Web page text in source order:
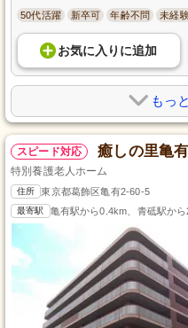
50代活躍 新卒可 年齢不問 未経
お気に入り に追加
もっ
スピード対応 癒しの里亀
特別養護老人ホーム
住所 東京都葛飾区亀有2-60-5
最寄駅 亀有駅から0.4km、青砥駅か